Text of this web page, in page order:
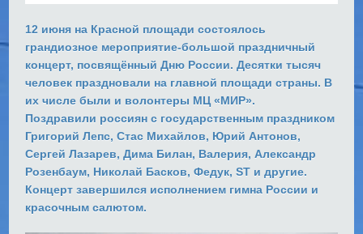
12 июня на Красной площади состоялось
грандиозное мероприятие-большой праздничный
концерт, посвящённый Дню России. Десятки тысяч
человек праздновали на главной площади страны. В
их числе были и волонтеры МЦ «МИР».
Поздравили россиян с государственным праздником
Григорий Лепс, Стас Михайлов, Юрий Антонов,
Сергей Лазарев, Дима Билан, Валерия, Александр
Розенбаум, Николай Басков, Федук, ST и другие.
Концерт завершился исполнением гимна России и
красочным салютом.